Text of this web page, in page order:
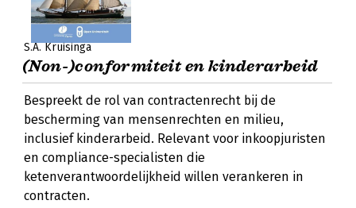
S.A. Kruisinga
(Non-)conformiteit en kinderarbeid
Bespreekt de rol van contractenrecht bij de
bescherming van mensenrechten en milieu,
inclusief kinderarbeid. Relevant voor inkoopjuristen
en compliance-specialisten die
ketenverantwoordelijkheid willen verankeren in
contracten.